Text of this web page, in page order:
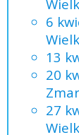
6
13
20
27